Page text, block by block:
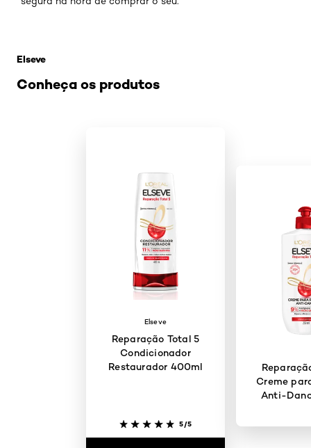
Conheça os produtos
Elseve
Elseve
Reparação Total 5
Condicionador
Restaurador 400ml
5/5
Creme
Anti-